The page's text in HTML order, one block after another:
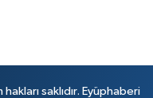
saklıdır. Eyüphaberi